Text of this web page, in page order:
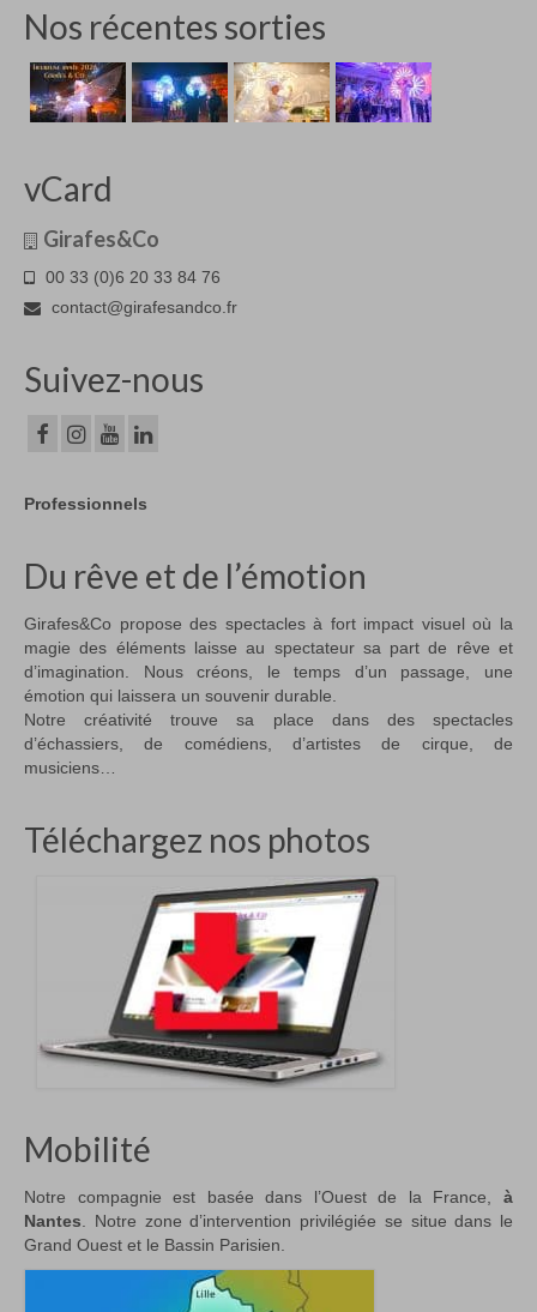
Nos récentes sorties
vCard
Girafes&Co
00 33 (0)6 20 33 84 76
contact@girafesandco.fr
Suivez-nous
Professionnels
Du rêve et de l’émotion
Girafes&Co propose des spectacles à fort impact visuel où la
magie des éléments laisse au spectateur sa part de rêve et
d’imagination. Nous créons, le temps d’un passage, une
émotion qui laissera un souvenir durable.
Notre créativité trouve sa place dans des spectacles
d’échassiers, de comédiens, d’artistes de cirque, de
musiciens…
Téléchargez nos photos
Mobilité
Notre compagnie est basée dans l’Ouest de la France, à
Nantes . Notre zone d’intervention privilégiée se situe dans le
Grand Ouest et le Bassin Parisien.